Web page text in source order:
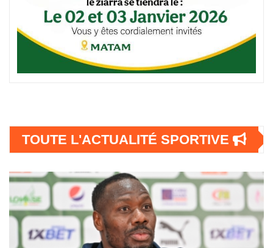
TOUTE L'ACTUALITÉ SPORTIVE